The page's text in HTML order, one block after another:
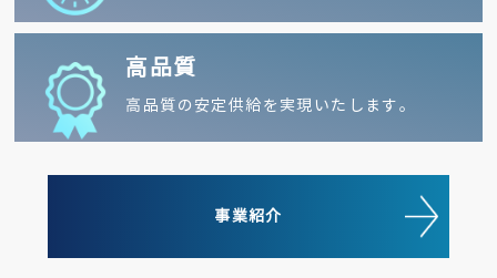
高品質
高品質の安定供給を実現いたします。
事業紹介